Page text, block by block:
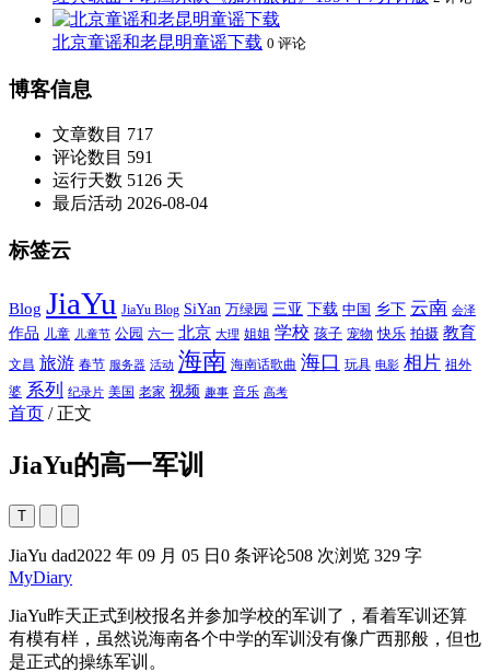
北京童谣和老昆明童谣下载 0 评论
博客信息
文章数目 717
评论数目 591
运行天数 5126 天
最后活动 2026-08-04
标签云
Blog JiaYu JiaYu Blog SiYan 万绿园 三亚 下载 中国 乡下 云南 会泽
作品 儿童 儿童节 公园 六一 北京 大理 姐姐 学校 孩子 宠物 快乐 拍摄 教育
文昌 旅游 春节 服务器 活动 海南 海南话歌曲 海口 玩具 电影 相片 祖外
婆 系列 纪录片 美国 老家 视频 趣事 音乐 高考
首页 / 正文
JiaYu的高一军训
T
JiaYu dad2022 年 09 月 05 日 0 条评论508 次浏览 329 字
MyDiary
JiaYu昨天正式到校报名并参加学校的军训了，看着军训还算
有模有样，虽然说海南各个中学的军训没有像广西那般，但也
是正式的操练军训。